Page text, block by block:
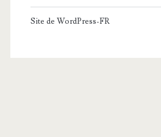
Site de WordPress-FR